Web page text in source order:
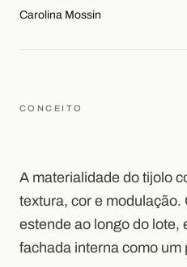
Carolina Mossin
CONCEITO
A materialidade do tijolo
textura, cor e modulação.
estende ao longo do lote,
fachada interna como um